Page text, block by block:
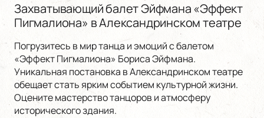
Захватывающий балет Эйфмана «Эффект
Пигмалиона» в Александринском театре
Погрузитесь в мир танца и эмоций с балетом
«Эффект Пигмалиона» Бориса Эйфмана.
Уникальная постановка в Александринском театре
обещает стать ярким событием культурной жизни.
Оцените мастерство танцоров и атмосферу
исторического здания.